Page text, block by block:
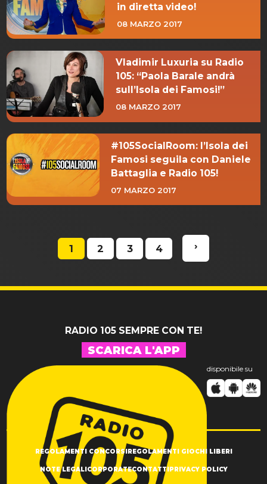
in diretta video!
08 MARZO 2017
Vladimir Luxuria su Radio
105: “Paola Barale andrà
sull’Isola dei Famosi!”
08 MARZO 2017
#105SocialRoom: l’Isola dei
Famosi seguila con Daniele
Battaglia e Radio 105!
07 MARZO 2017
1 2 3 4 ›
RADIO 105 SEMPRE CON TE!
SCARICA L'APP
disponibile su
REGOLAMENTI CONCORSIREGOLAMENTI GIOCHI LIBERI
NOTE LEGALICORPORATECONTATTIPRIVACY POLICY